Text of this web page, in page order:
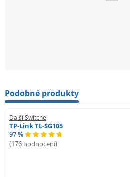
Podobné produkty
Další Switche
TP-Link TL-SG105
97 %
(176 hodnocení)